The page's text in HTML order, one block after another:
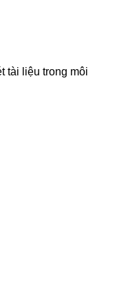
tài liệu trong môi